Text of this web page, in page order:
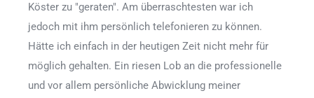
Köster zu "geraten". Am überraschtesten war ich
jedoch mit ihm persönlich telefonieren zu können.
Hätte ich einfach in der heutigen Zeit nicht mehr für
möglich gehalten. Ein riesen Lob an die professionelle
und vor allem persönliche Abwicklung meiner